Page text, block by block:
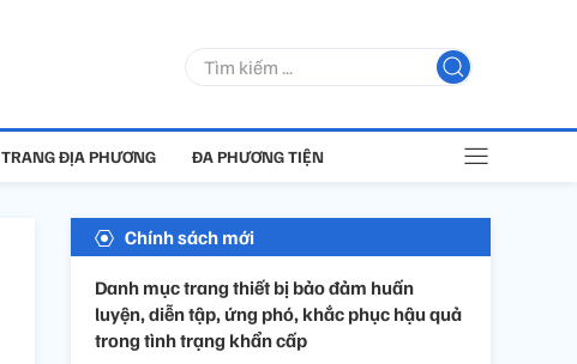
TRANG ĐỊA PHƯƠNG ĐA PHƯƠNG TIỆN
Chính sách mới
Danh mục trang thiết bị bảo đảm huấn
luyện, diễn tập, ứng phó, khắc phục hậu quả
trong tình trạng khẩn cấp